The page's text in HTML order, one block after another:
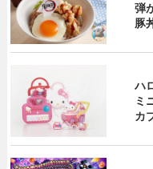
弾
豚
ハ
ミ
カ